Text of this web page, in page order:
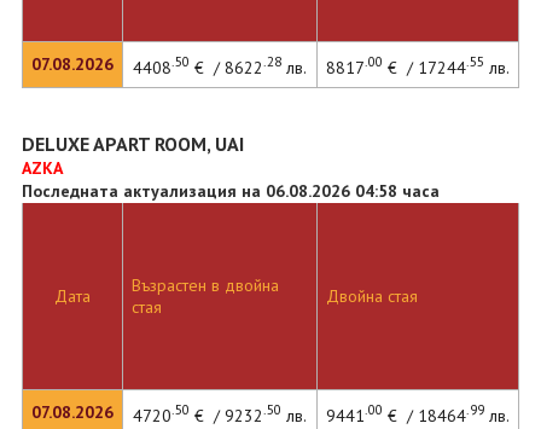
07.08.2026 4408.50 € / 8622.28лв. 8817.00 € / 17244.55 лв.
DELUXE APART ROOM, UAI
AZKA
Последната актуализация на 06.08.2026 04:58 часа
Дата
07.08.2026
Възрастен в двойна
стая
Двойна стая
4720.50 € / 9232.50 лв. 9441.00 € / 18464.99лв.